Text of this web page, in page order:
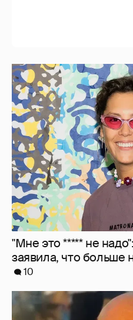
"Мне это ***** не
заявила, что больше
10